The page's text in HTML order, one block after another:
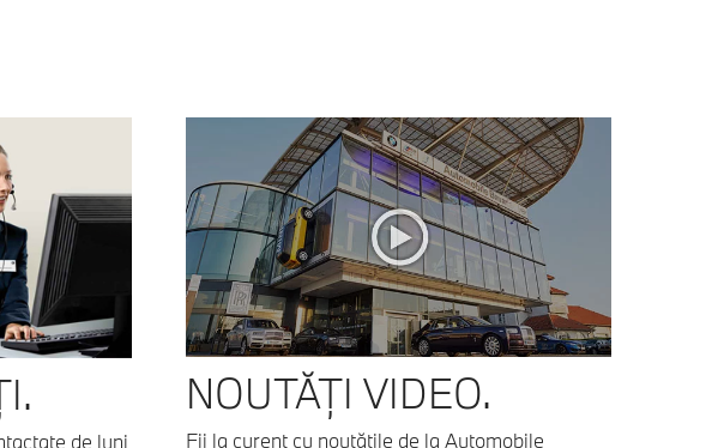
de luni
NOUTĂŢI VIDEO.
Fii la curent cu noutățile de la Automobile